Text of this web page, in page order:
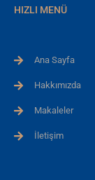
HIZLI MENÜ
Ana Sayfa
Hakkımızda
Makaleler
İletişim